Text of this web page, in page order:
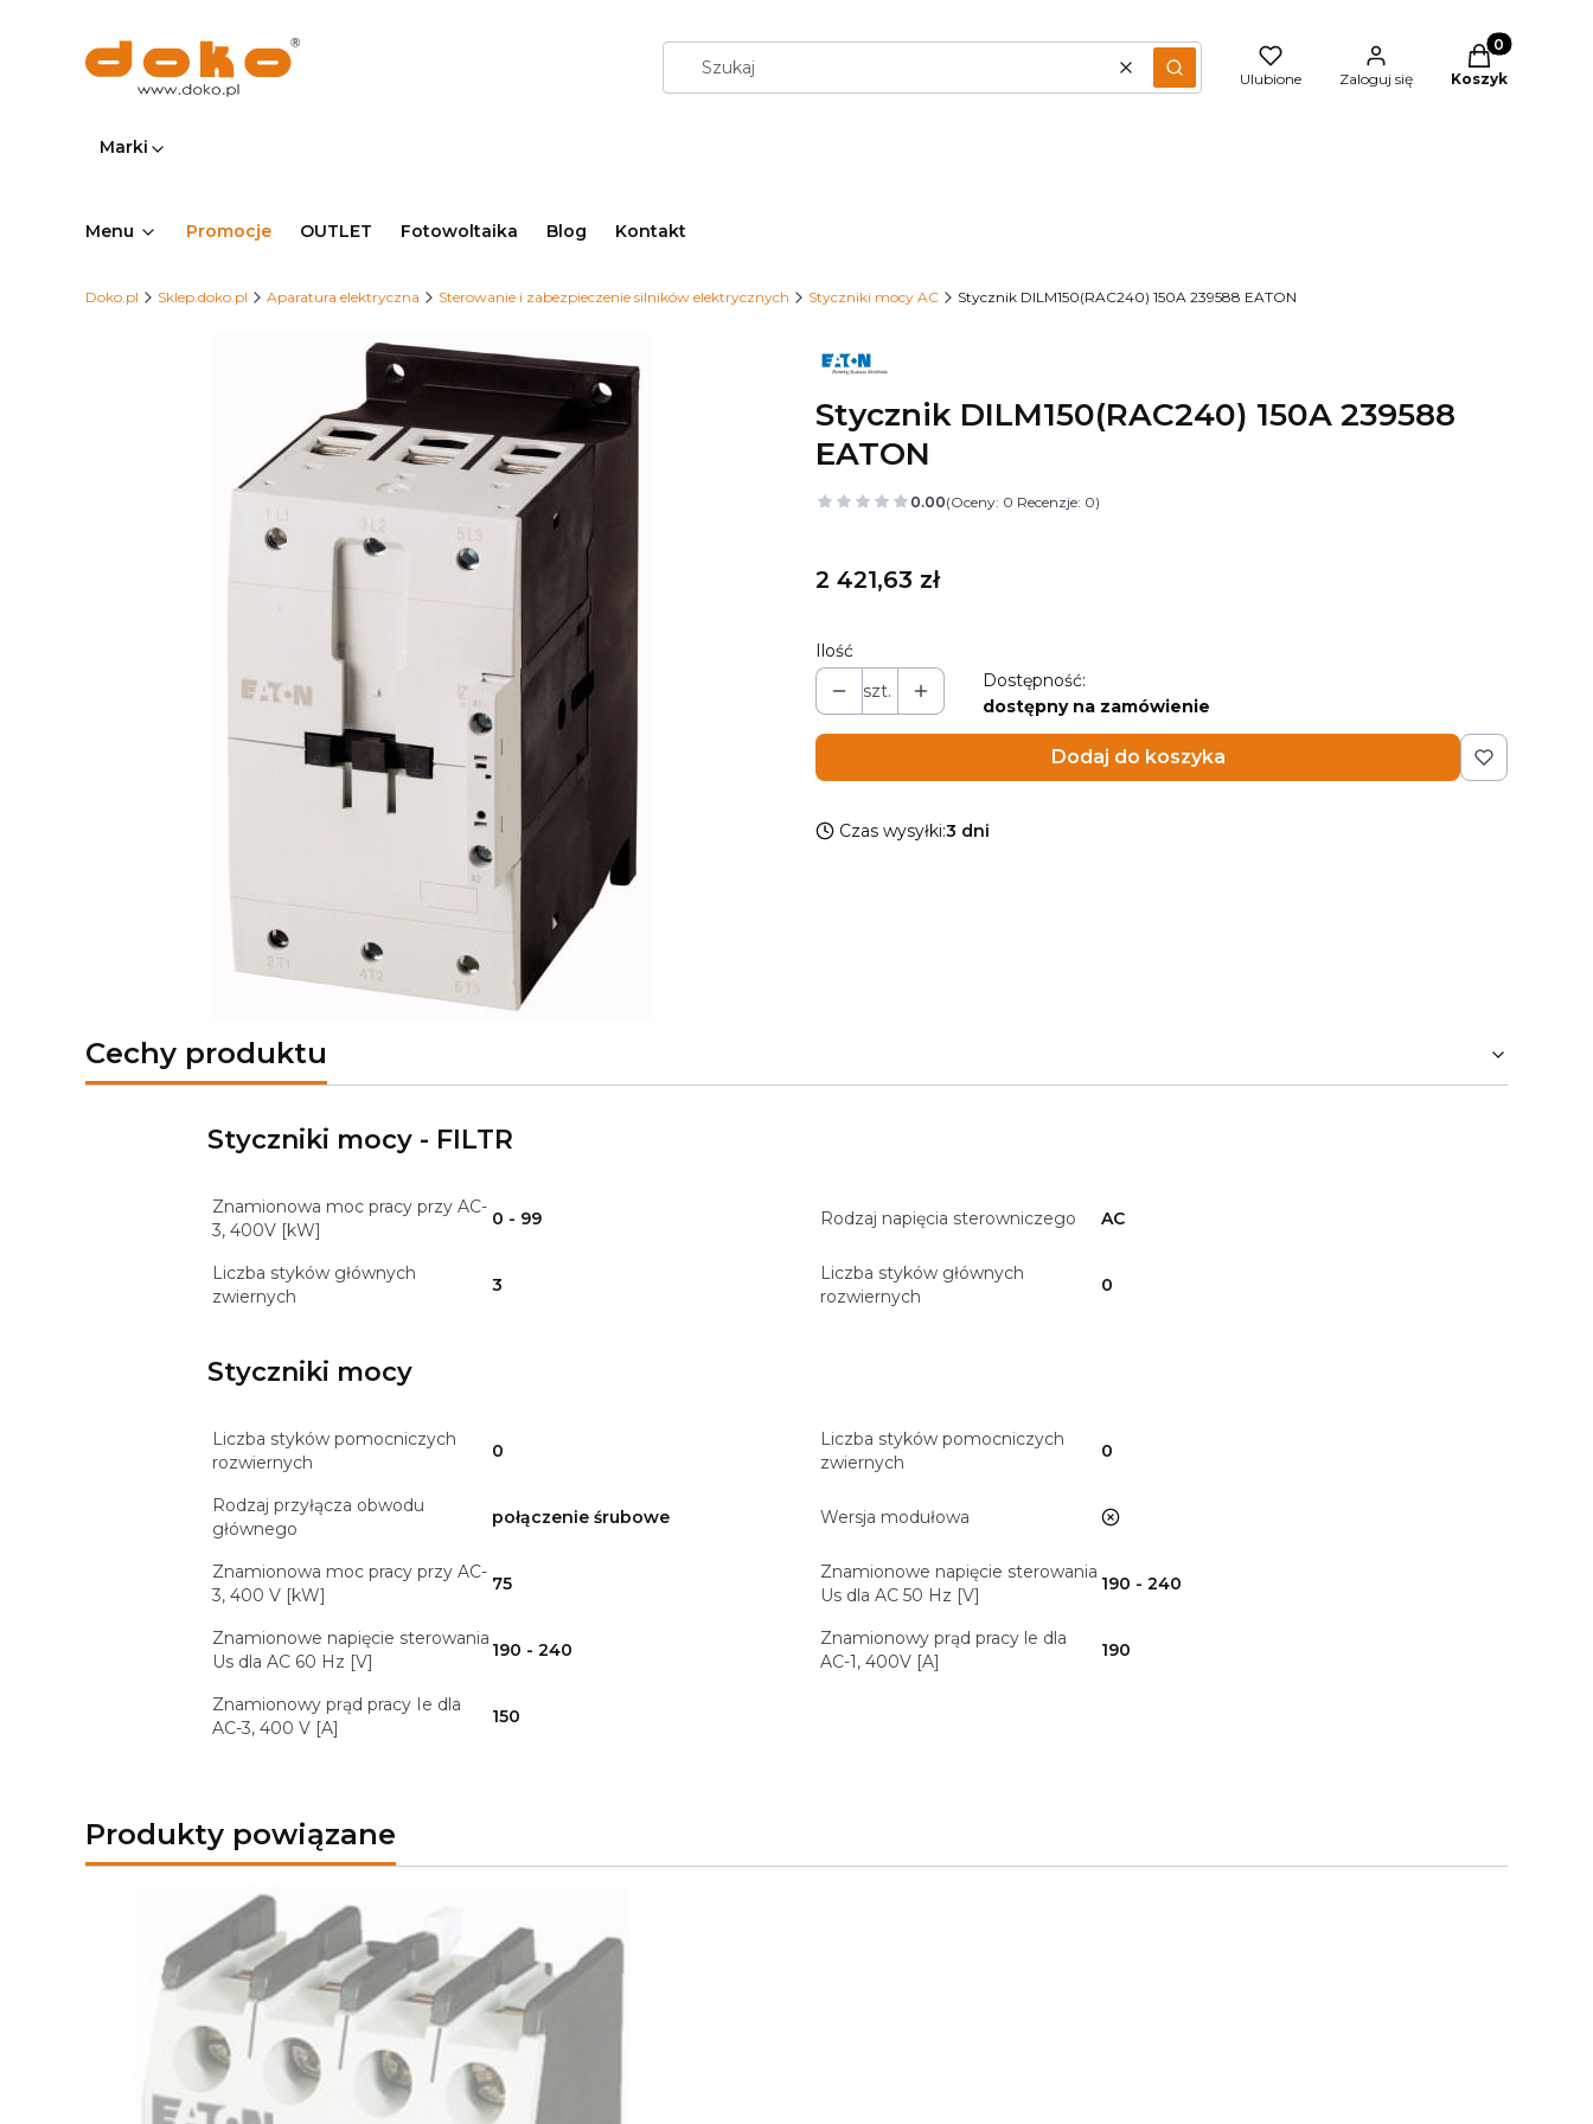
WyczyśćSzukaj Ulubione Zaloguj się
Produkty w
Koszyk
Marki
Menu Promocje OUTLET Fotowoltaika Blog Kontakt
Doko.pl Sklep.doko.pl Aparatura elektryczna Sterowanie i zabezpieczenie silników elektrycznych Styczniki mocy AC Stycznik DILM150(RAC240) 150A 239588 EATON
Stycznik DILM150(RAC240) 150A 239588
EATON
0.00(Oceny: 0 Recenzje: 0)
Cena
2 421,63 zł
Ilość
szt.
Dostępność:
dostępny na zamówienie
Dodaj do koszyka
Czas wysyłki:3 dni
Cechy produktu
Styczniki mocy - FILTR
Znamionowa moc pracy przy AC-
3, 400V [kW]
0 - 99 Rodzaj napięcia sterowniczego AC
Liczba styków głównych
zwiernych
3
Liczba styków głównych
rozwiernych
0
Styczniki mocy
Liczba styków pomocniczych
rozwiernych
0
Liczba styków pomocniczych
zwiernych
0
Rodzaj przyłącza obwodu
głównego
połączenie śrubowe Wersja modułowa nie
Znamionowa moc pracy przy AC-
3, 400 V [kW]
75
Znamionowe napięcie sterowania
Us dla AC 50 Hz [V]
190 - 240
Znamionowe napięcie sterowania
Us dla AC 60 Hz [V]
190 - 240
Znamionowy prąd pracy le dla
AC-1, 400V [A]
190
Znamionowy prąd pracy Ie dla
AC-3, 400 V [A]
150
Produkty powiązane